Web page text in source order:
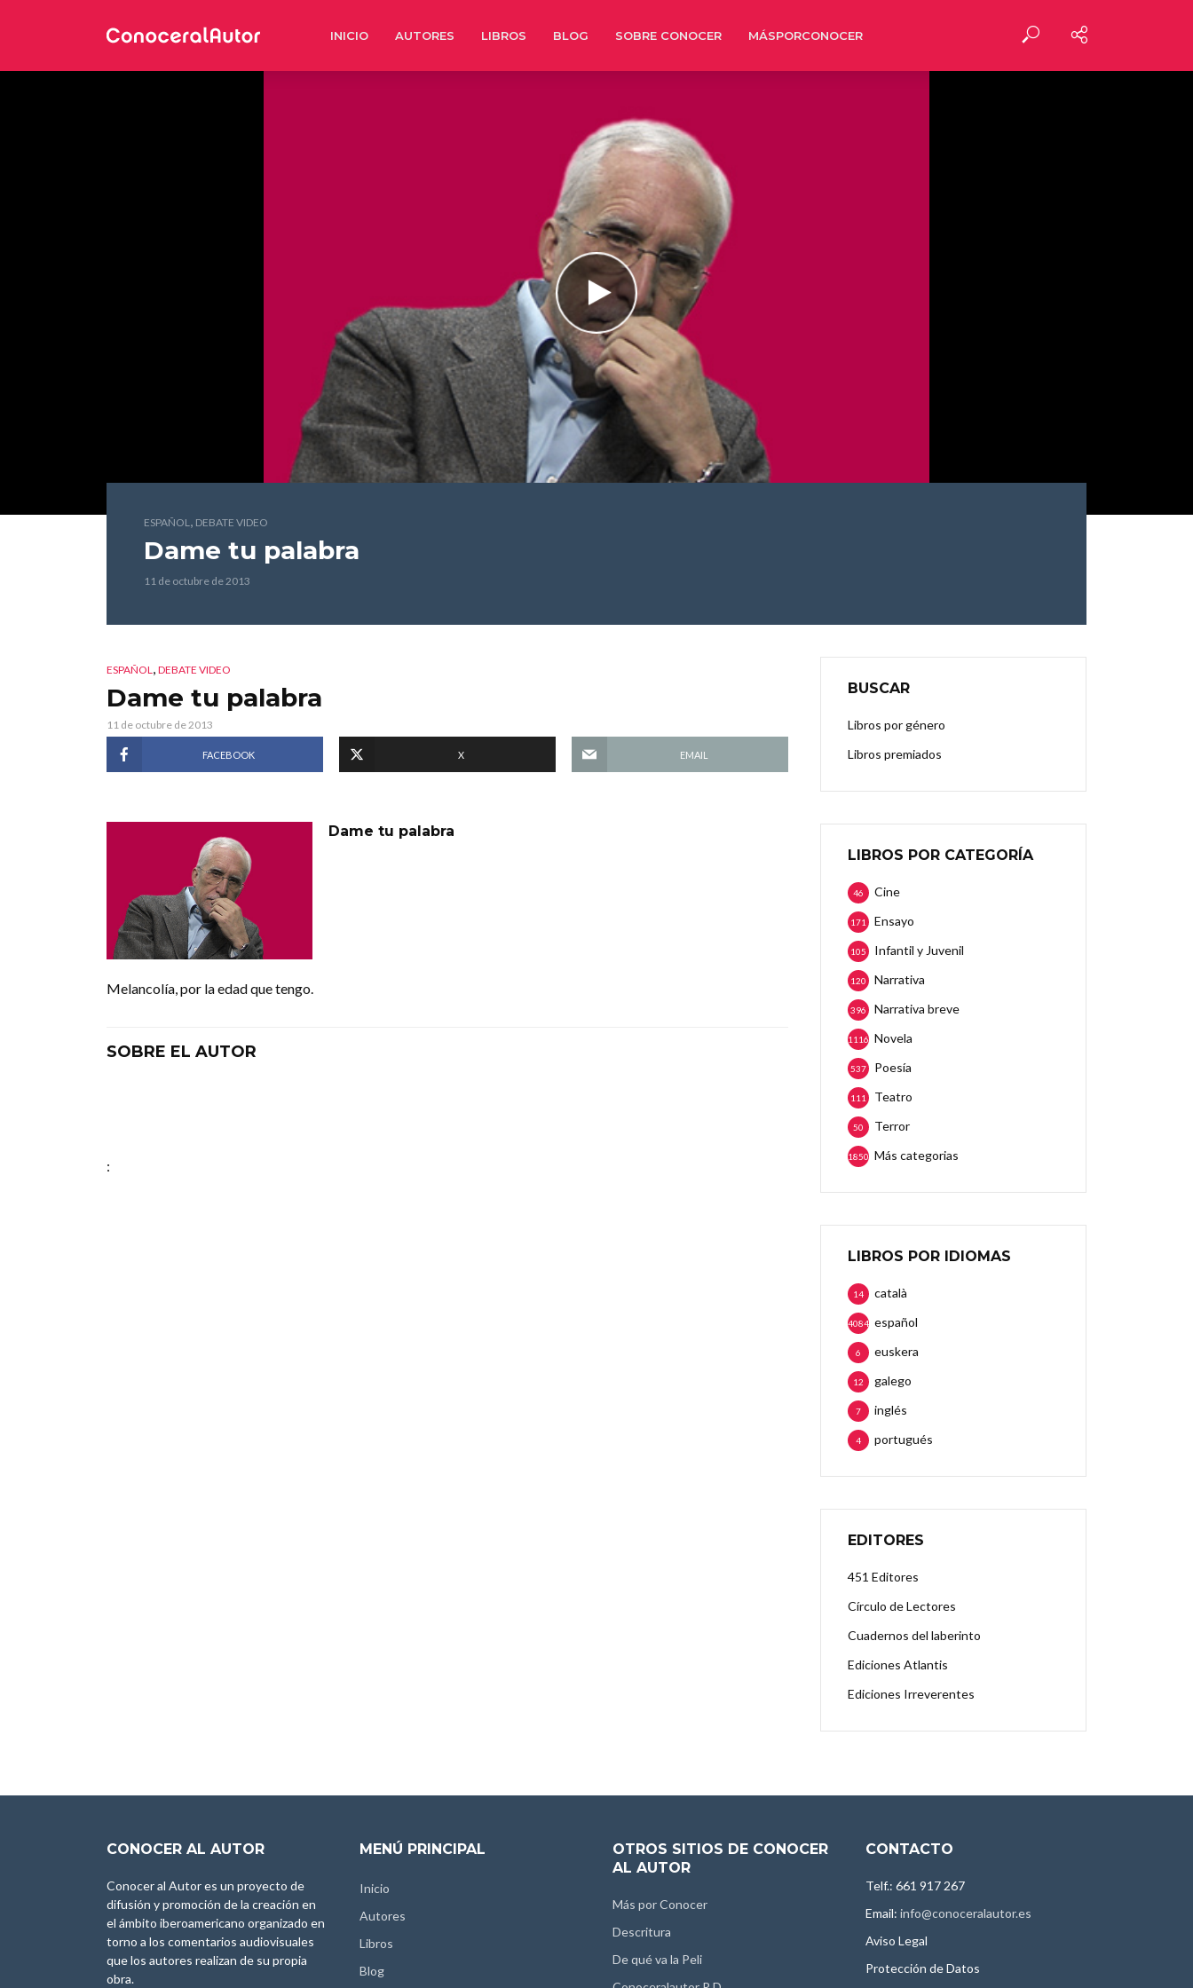
INICIO AUTORES LIBROS BLOG SOBRE CONOCER MÁSPORCONOCER
ESPAÑOL, DEBATE VIDEO
Dame tu palabra
11 de octubre de 2013
ESPAÑOL, DEBATE VIDEO
Dame tu palabra
11 de octubre de 2013
FACEBOOK X EMAIL
Dame tu palabra
Melancolía, por la edad que tengo.
SOBRE EL AUTOR
:
BUSCAR
Libros por género
Libros premiados
LIBROS POR CATEGORÍA
Cine
46
Ensayo
171
Infantil y Juvenil
105
Narrativa
120
Narrativa breve
396
Novela
1116
Poesía
537
Teatro
111
Terror
50
Más categorias
1850
LIBROS POR IDIOMAS
català
14
español
4084
euskera
6
galego
12
inglés
7
portugués
4
EDITORES
451 Editores
Círculo de Lectores
Cuadernos del laberinto
Ediciones Atlantis
Ediciones Irreverentes
CONOCER AL AUTOR
Conocer al Autor es un proyecto de
difusión y promoción de la creación en
el ámbito iberoamericano organizado en
torno a los comentarios audiovisuales
que los autores realizan de su propia
obra.
MENÚ PRINCIPAL
Inicio
Autores
Libros
Blog
OTROS SITIOS DE CONOCER
AL AUTOR
Más por Conocer
Descritura
De qué va la Peli
CONTACTO
Telf.: 661 917 267
Email: info@conoceralautor.es
Aviso Legal
Protección de Datos